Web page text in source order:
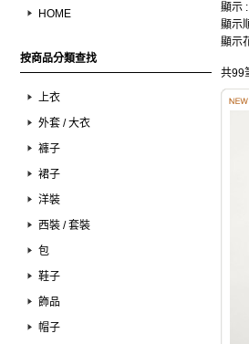
HOME
按商品分類查找
上衣
外套 / 大衣
褲子
裙子
洋裝
西裝 / 套裝
包
鞋子
飾品
帽子
顯示
顯示
顯示
共99